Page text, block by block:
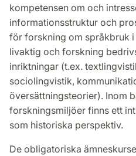
kompetensen om och
informationsstruktur och
för forskning om språkbruk
livaktig och forskning
inriktningar (t.ex.
sociolingvistik,
översättningsteorier). Inom
forskningsmiljöer finns ett
som historiska perspektiv.
De obligatoriska